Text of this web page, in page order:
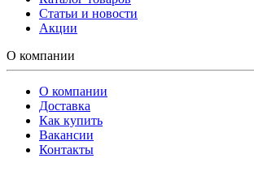
Статьи и новости
Акции
О компании
О компании
Доставка
Как купить
Вакансии
Контакты